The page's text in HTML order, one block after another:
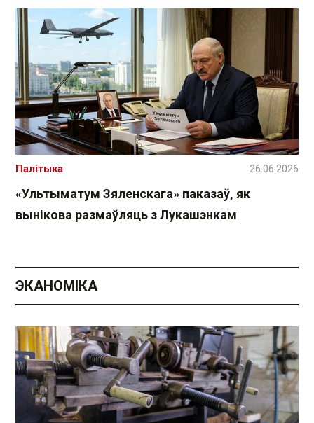
«Ультыматум Зяленскага» паказаў, як
вынікова размаўляць з Лукашэнкам
Палітыка 26.06.2026
ЭКАНОМІКА